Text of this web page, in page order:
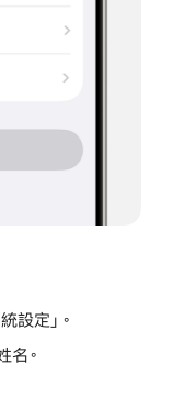
設定」。
名。